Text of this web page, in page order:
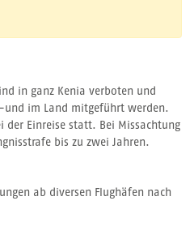
in ganz Kenia verboten und
im Land mitgeführt werden.
der Einreise statt. Bei Missachtung
bis zu zwei Jahren.
ab diversen Flughäfen nach